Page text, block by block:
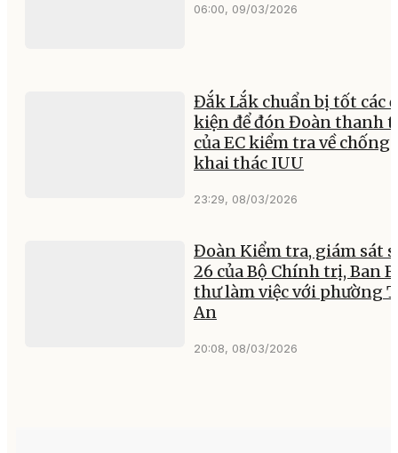
06:00, 09/03/2026
Đắk Lắk chuẩn bị tốt các
kiện để đón Đoàn thanh
của EC kiểm tra về chống
khai thác IUU
23:29, 08/03/2026
Đoàn Kiểm tra, giám sát
26 của Bộ Chính trị, Ban
thư làm việc với phường
An
20:08, 08/03/2026